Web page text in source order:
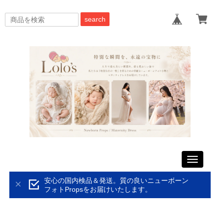
search
Toggle
安心の国内検品＆発送。質の良いニューボーン
フォトPropsをお届けいたします。